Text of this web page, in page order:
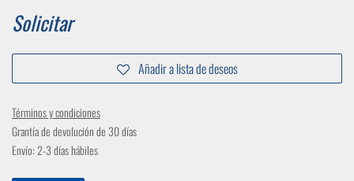
Solicitar
Añadir a lista de deseos
Términos y condiciones
Grantía de devolución de 30 días
Envío: 2-3 días hábiles